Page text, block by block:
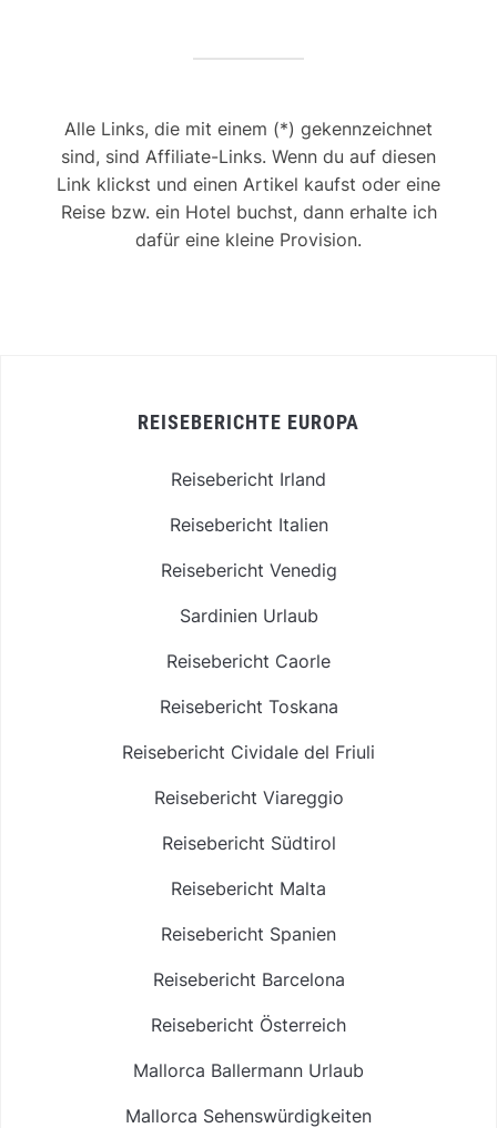
Alle Links, die mit einem (*) gekennzeichnet
sind, sind Affiliate-Links. Wenn du auf diesen
Link klickst und einen Artikel kaufst oder eine
Reise bzw. ein Hotel buchst, dann erhalte ich
dafür eine kleine Provision.
REISEBERICHTE EUROPA
Reisebericht Irland
Reisebericht Italien
Reisebericht Venedig
Sardinien Urlaub
Reisebericht Caorle
Reisebericht Toskana
Reisebericht Cividale del Friuli
Reisebericht Viareggio
Reisebericht Südtirol
Reisebericht Malta
Reisebericht Spanien
Reisebericht Barcelona
Reisebericht Österreich
Mallorca Ballermann Urlaub
Mallorca Sehenswürdigkeiten